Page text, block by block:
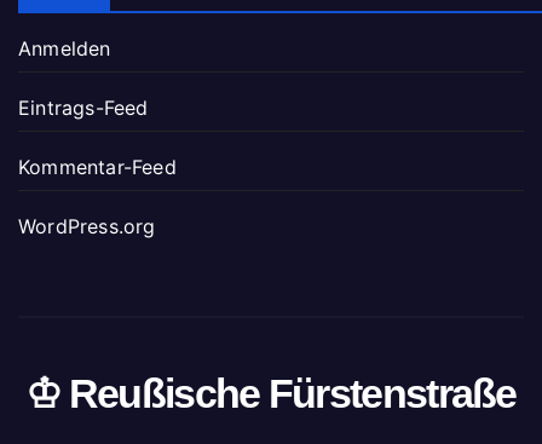
Anmelden
Eintrags-Feed
Kommentar-Feed
WordPress.org
♔ Reußische Fürstenstraße